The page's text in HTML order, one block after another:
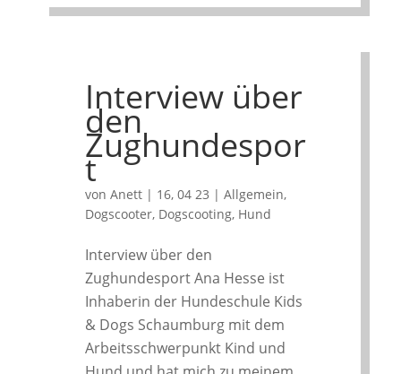
Interview über
den
Zughundespor
t
von Anett| 16, 04 23 | Allgemein,
Dogscooter, Dogscooting, Hund
Interview über den
Zughundesport Ana Hesse ist
Inhaberin der Hundeschule Kids
& Dogs Schaumburg mit dem
Arbeitsschwerpunkt Kind und